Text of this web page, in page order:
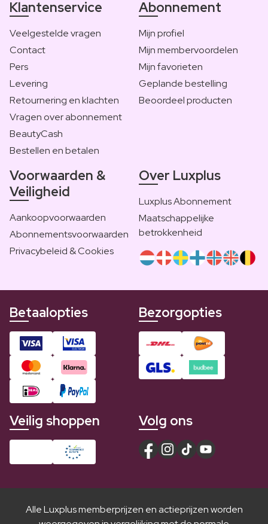
Klantenservice
Veelgestelde vragen
Contact
Pers
Levering
Retournering en klachten
Vragen over abonnement
BeautyCash
Bestellen en betalen
Abonnement
Mijn profiel
Mijn membervoordelen
Mijn favorieten
Geplande bestelling
Beoordeel producten
Voorwaarden &
Veiligheid
Aankoopvoorwaarden
Abonnementsvoorwaarden
Privacybeleid & Cookies
Over Luxplus
Luxplus Abonnement
Maatschappelijke
betrokkenheid
Betaalopties Bezorgopties
Veilig shoppen Volg ons
Alle Luxplus memberprijzen en actieprijzen worden